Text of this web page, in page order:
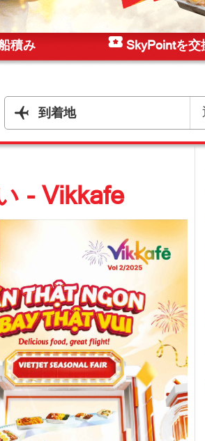
積み SkyPointを交
到着地
- Vikkafe